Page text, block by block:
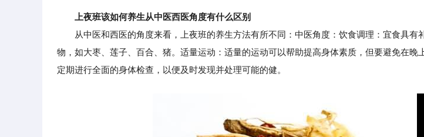
上夜班该如何养生从中医西医角度有什么区别
从中医和西医的角度来看，上夜班的养生方法有所不同：中医角度：饮食调理：宜食具有
物，如大枣、莲子、百合、猪。适量运动：适量的运动可以帮助提高身体素质，但要避免在晚
定期进行全面的身体检查，以便及时发现并处理可能的健。